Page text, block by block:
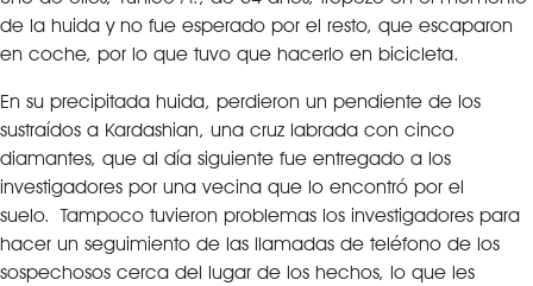
de la huida y no fue esperado por el resto, que escaparon
en coche, por lo que tuvo que hacerlo en bicicleta.
En su precipitada huida, perdieron un pendiente de los
sustraídos a Kardashian, una cruz labrada con cinco
diamantes, que al día siguiente fue entregado a los
investigadores por una vecina que lo encontró por el
suelo. Tampoco tuvieron problemas los investigadores para
hacer un seguimiento de las llamadas de teléfono de los
sospechosos cerca del lugar de los hechos, lo que les